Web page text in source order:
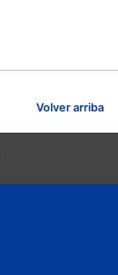
Volver arriba